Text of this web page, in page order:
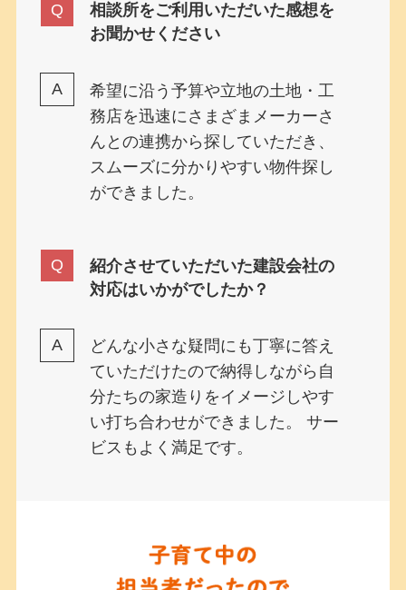
相談所をご利用いただいた感想を
お聞かせください
希望に沿う予算や立地の土地・工
務店を迅速にさまざまメーカーさ
んとの連携から探していただき、
スムーズに分かりやすい物件探し
ができました。
紹介させていただいた建設会社の
対応はいかがでしたか？
どんな小さな疑問にも丁寧に答え
ていただけたので納得しながら自
分たちの家造りをイメージしやす
い打ち合わせができました。 サー
ビスもよく満足です。